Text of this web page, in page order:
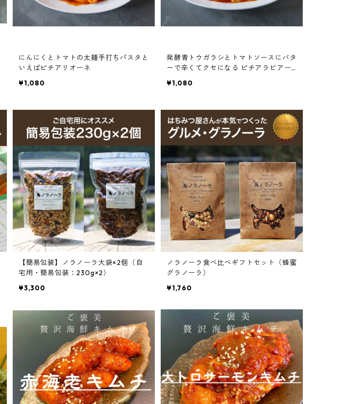
にんにくとトマトの太麺手打ちパスタと
いえばピチアリオーネ
¥1,080
発酵青トウガラシとトマトソースにバタ
ーで辛くてクセになる ピチアラビアー
¥1,080
【簡易包装】ノラノーラ大袋×2個（自
宅用・簡易包装：230g×2）
¥3,300
ノラノーラ食べ比べギフトセット（蜂蜜
グラノーラ）
¥1,760